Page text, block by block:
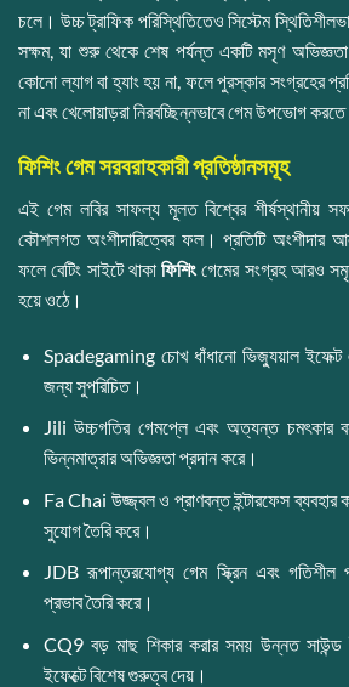
চলে। উচ্চ ট্রাফিক পরিস্থিতিতেও সিস্টেম
সক্ষম, যা শুরু থেকে শেষ পর্যন্ত একটি মসৃণ অভিজ্ঞতা
কোনো ল্যাগ বা হ্যাং হয় না, ফলে পুরস্কার সংগ্রহের
না এবং খেলোয়াড়রা নিরবচ্ছিন্নভাবে গেম উপভোগ করতে
ফিশিং গেম সরবরাহকারী প্রতিষ্ঠানসমূহ
এই গেম লবির সাফল্য মূলত বিশ্বের শীর্ষস্থানীয়
কৌশলগত অংশীদারিত্বের ফল। প্রতিটি অংশীদার
ফলে বেটিং সাইটে থাকাফিশিং গেমের সংগ্রহ আরও
হয়ে ওঠে।
Spadegaming চোখ ধাঁধানো ভিজ্যুয়াল ইফেক্ট
জন্য সুপরিচিত।
Jili উচ্চগতির গেমপ্লে এবং অত্যন্ত চমৎকার
ভিন্নমাত্রার অভিজ্ঞতা প্রদান করে।
Fa Chai উজ্জ্বল ও প্রাণবন্ত ইন্টারফেস ব্যবহার
সুযোগ তৈরি করে।
JDB রূপান্তরযোগ্য গেম স্ক্রিন এবং গতিশীল
প্রভাব তৈরি করে।
CQ9 বড় মাছ শিকার করার সময় উন্নত সাউন্ড
ইফেক্টে বিশেষ গুরুত্ব দেয়।